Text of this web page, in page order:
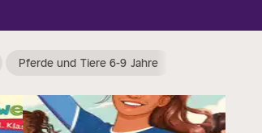
Pferde und Tiere 6-9 Jahre